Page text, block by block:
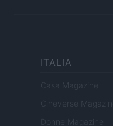
ITALIA
Casa Magazine
Cineverse Magazine
Donne Magazine